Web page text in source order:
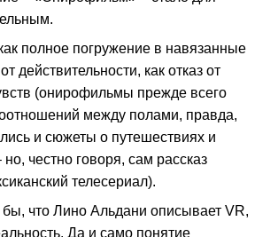
полное погружение в навязанные
действительности, как отказ от
(онирофильмы прежде всего
между полами, правда,
и сюжеты о путешествиях и
честно говоря, сам рассказ
телесериал).
бы, что Лино Альдани описывает VR,
Да и само понятие